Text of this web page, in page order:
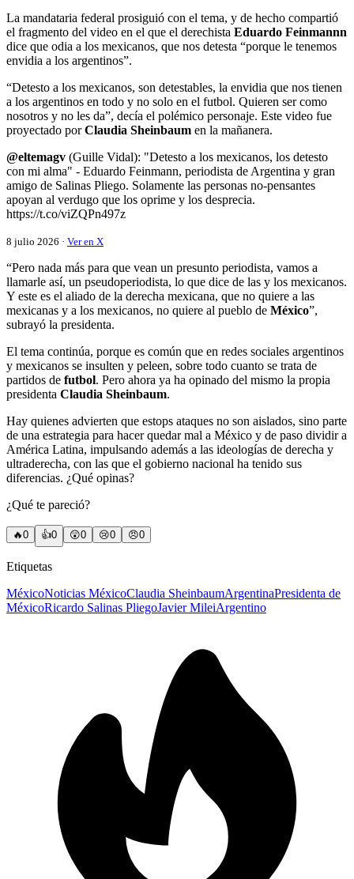
La mandataria federal prosiguió con el tema, y de hecho compartió
el fragmento del video en el que el derechista Eduardo Feinmannn
dice que odia a los mexicanos, que nos detesta “porque le tenemos
envidia a los argentinos”.
“Detesto a los mexicanos, son detestables, la envidia que nos tienen
a los argentinos en todo y no solo en el futbol. Quieren ser como
nosotros y no les da”, decía el polémico personaje. Este video fue
proyectado porClaudia Sheinbaum en la mañanera.
@eltemagv (Guille Vidal): "Detesto a los mexicanos, los detesto
con mi alma" - Eduardo Feinmann, periodista de Argentina y gran
amigo de Salinas Pliego. Solamente las personas no-pensantes
apoyan al verdugo que los oprime y los desprecia.
https://t.co/viZQPn497z
8 julio 2026 · Ver en X
“Pero nada más para que vean un presunto periodista, vamos a
llamarle así, un pseudoperiodista, lo que dice de las y los mexicanos.
Y este es el aliado de la derecha mexicana, que no quiere a las
mexicanas y a los mexicanos, no quiere al pueblo de México”,
subrayó la presidenta.
El tema continúa, porque es común que en redes sociales argentinos
y mexicanos se insulten y peleen, sobre todo cuanto se trata de
partidos de futbol. Pero ahora ya ha opinado del mismo la propia
presidenta Claudia Sheinbaum.
Hay quienes advierten que estops ataques no son aislados, sino parte
de una estrategia para hacer quedar mal a México y de paso dividir a
América Latina, impulsando además a las ideologías de derecha y
ultraderecha, con las que el gobierno nacional ha tenido sus
diferencias. ¿Qué opinas?
¿Qué te pareció?
🔥0 👍0 😲0 😢0 😠0
Etiquetas
MéxicoNoticias MéxicoClaudia SheinbaumArgentinaPresidenta de
MéxicoRicardo Salinas PliegoJavier MileiArgentino